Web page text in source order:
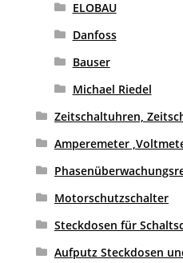
ELOBAU
Danfoss
Bauser
Michael Riedel
Zeitschaltuhren,
Amperemeter
Motorschutzschalter
Steckdosen für
Aufputz Steckdosen